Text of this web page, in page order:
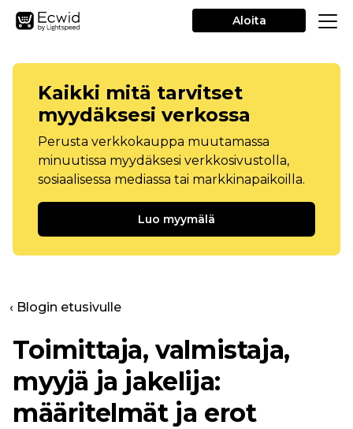
Aloita
Kaikki mitä tarvitset
myydäksesi verkossa
Perusta verkkokauppa muutamassa
minuutissa myydäksesi verkkosivustolla,
sosiaalisessa mediassa tai markkinapaikoilla.
Luo myymälä
‹ Blogin etusivulle
Toimittaja, valmistaja,
myyjä ja jakelija:
määritelmät ja erot